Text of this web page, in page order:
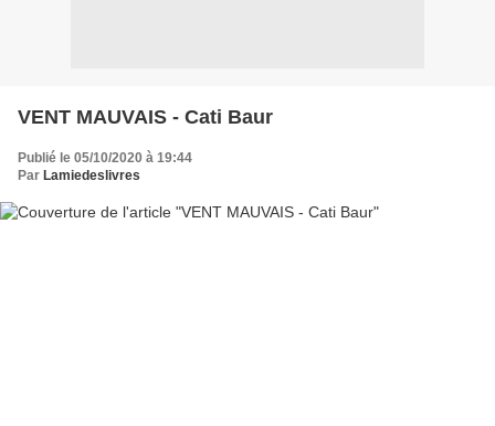
VENT MAUVAIS - Cati Baur
Publié le 05/10/2020 à 19:44
Par Lamiedeslivres